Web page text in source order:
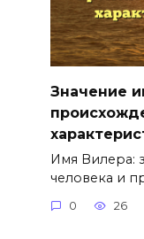
Значение
Имя Вилера:
человека и
0 26